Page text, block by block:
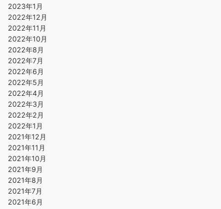
2023年1月
2022年12月
2022年11月
2022年10月
2022年8月
2022年7月
2022年6月
2022年5月
2022年4月
2022年3月
2022年2月
2022年1月
2021年12月
2021年11月
2021年10月
2021年9月
2021年8月
2021年7月
2021年6月